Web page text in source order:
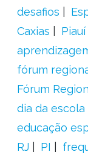
desafios
Caxias
Piauí
fórum
Fórum
dia da escola
educação
RJ
PI